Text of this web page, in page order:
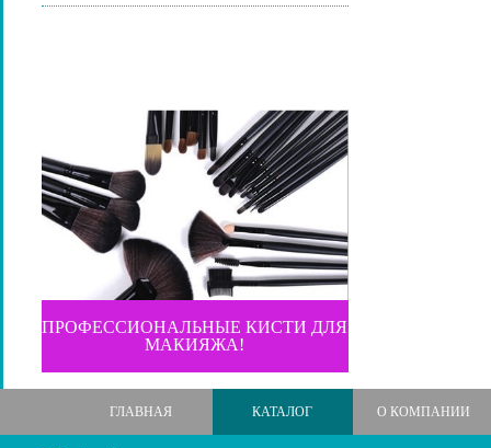
ПРОФЕССИОНАЛЬНЫЕ КИСТИ ДЛЯ
МАКИЯЖА!
ГЛАВНАЯ КАТАЛОГ О КОМПАНИИ